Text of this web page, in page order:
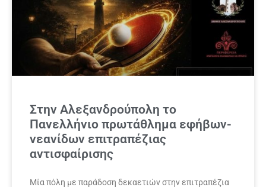
Στην Αλεξανδρούπολη το
Πανελλήνιο πρωτάθλημα εφήβων-
νεανίδων επιτραπέζιας
αντισφαίρισης
Μία πόλη με παράδοση δεκαετιών στην επιτραπέζια